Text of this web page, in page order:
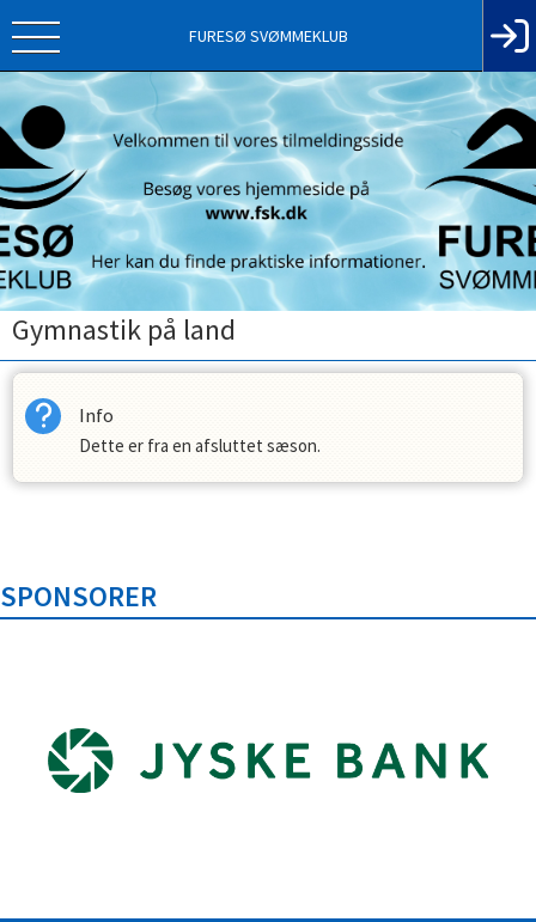
FURESØ SVØMMEKLUB
Gymnastik på land
Info
Dette er fra en afsluttet sæson.
SPONSORER